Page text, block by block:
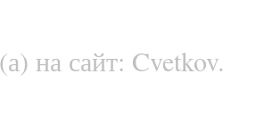
на сайт: Cvetkov.